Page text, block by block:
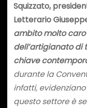
Squizzato,
Letterario
ambito molto caro
dell’artigianato di
chiave
durante la
infatti,
questo settore è